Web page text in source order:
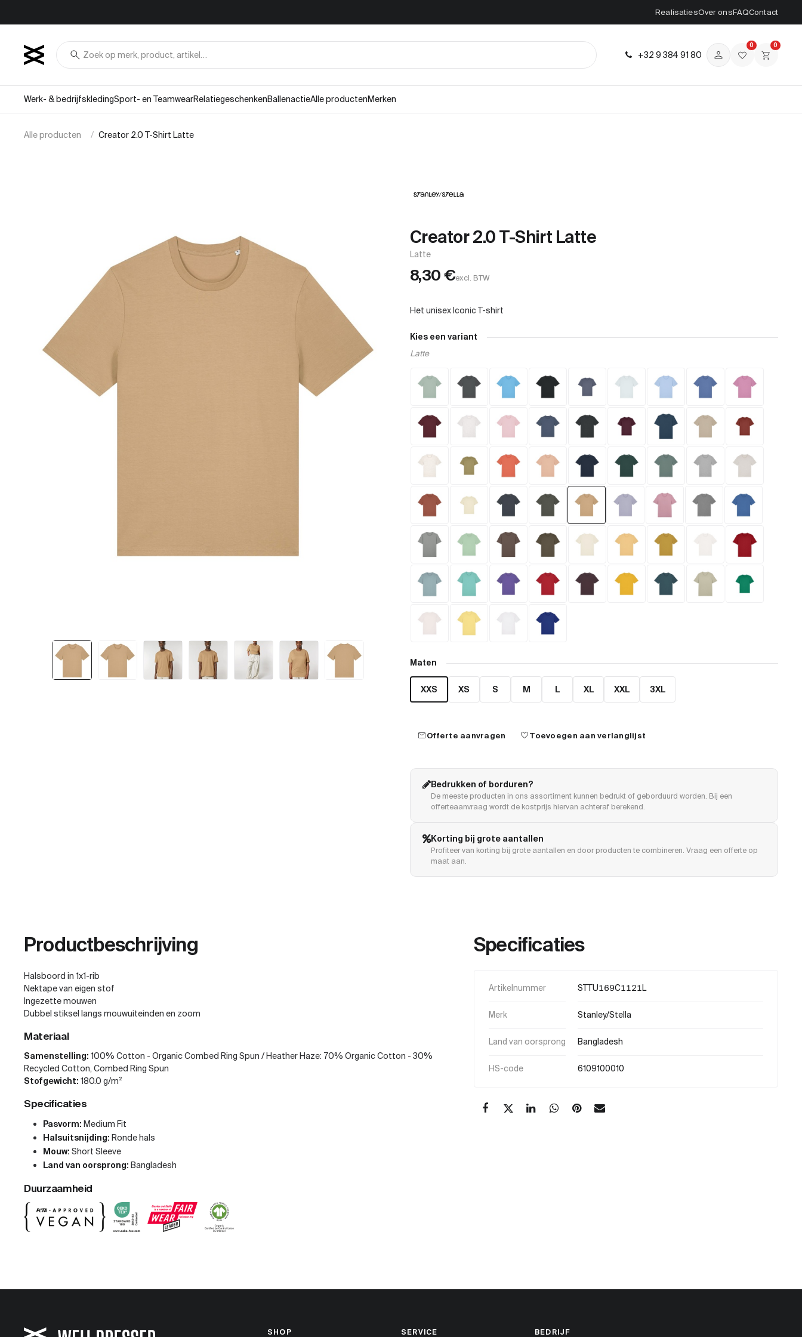
RealisatiesOver onsFAQContact
search
0
0
+32 9 384 91 80
Werk- & bedrijfskledingSport- en TeamwearRelatiegeschenkenBallenactieAlle productenMerken
Alle producten Creator 2.0 T-Shirt Latte
Creator 2.0 T-Shirt Latte
Latte
8,30€excl. BTW
Kies een variant
Latte
Maten
XXS XS S M L XL XXL 3XL
mailOfferte aanvragen favoriteToevoegen aan verlanglijst
Bedrukken of borduren?
De meeste producten in ons assortiment kunnen bedrukt of geborduurd worden. Bij een
offerteaanvraag wordt de kostprijs hiervan achteraf berekend.
Korting bij grote aantallen
Profiteer van korting bij grote aantallen en door producten te combineren. Vraag een offerte op
maat aan.
Productbeschrijving
Halsboord in 1x1-rib
Nektape van eigen stof
Ingezette mouwen
Dubbel stiksel langs mouwuiteinden en zoom
Materiaal
Samenstelling: 100% Cotton - Organic Combed Ring Spun / Heather Haze: 70% Organic Cotton - 30%
Recycled Cotton, Combed Ring Spun
Stofgewicht: 180.0 g/m²
Specificaties
Pasvorm: Medium Fit
Halsuitsnijding: Ronde hals
Mouw: Short Sleeve
Land van oorsprong: Bangladesh
Duurzaamheid
Specificaties
Artikelnummer STTU169C1121L
Merk Stanley/Stella
Land van oorsprong Bangladesh
HS-code 6109100010
SHOP SERVICE BEDRIJF